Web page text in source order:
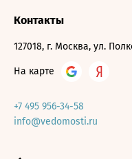
Контакты
127018, г. Москва, ул.
На карте
+7 495 956-34-58
info@vedomosti.ru